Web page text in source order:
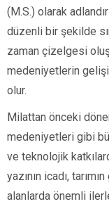
(M.S.) olarak
düzenli bir şekilde
zaman çizelgesi
medeniyetlerin
olur.
Milattan önceki
medeniyetleri gibi
ve teknolojik
yazının icadı,
alanlarda önemli